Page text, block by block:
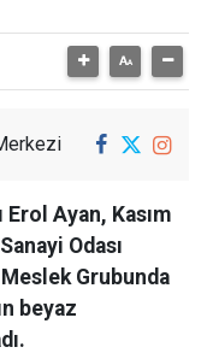
Ayan, Kasım
Odası
Meslek Grubunda
beyaz